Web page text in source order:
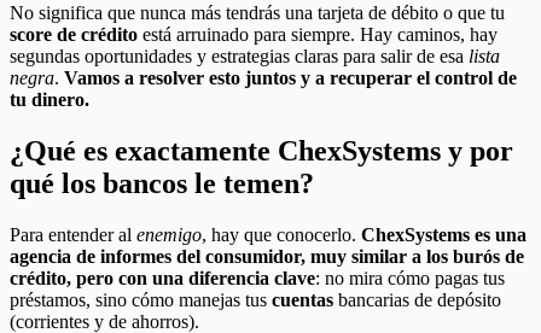
No significa que nunca más tendrás una tarjeta de débito o que tu
score de crédito está arruinado para siempre. Hay caminos, hay
segundas oportunidades y estrategias claras para salir de esa lista
negra. Vamos a resolver esto juntos y a recuperar el control de
tu dinero.
¿Qué es exactamente ChexSystems y por
qué los bancos le temen?
Para entender al enemigo, hay que conocerlo. ChexSystems es una
agencia de informes del consumidor, muy similar a los burós de
crédito, pero con una diferencia clave: no mira cómo pagas tus
préstamos, sino cómo manejas tus cuentas bancarias de depósito
(corrientes y de ahorros).